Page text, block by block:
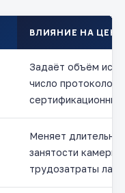
ВЛИЯНИЕ НА
Задаёт объём
число протоколов
сертификационный
Меняет
занятости камеры
трудозатраты